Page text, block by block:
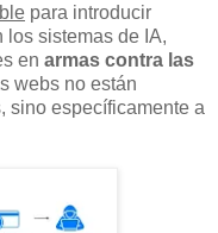
para introducir
los sistemas de IA,
en armas contra las
webs no están
sino específicamente a